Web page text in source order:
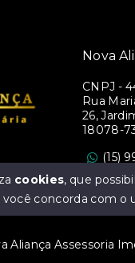
Nova
CNPJ -
Rua
26,
18078-
(15)
Aliança Assessoria
cookies, que
concorda com o